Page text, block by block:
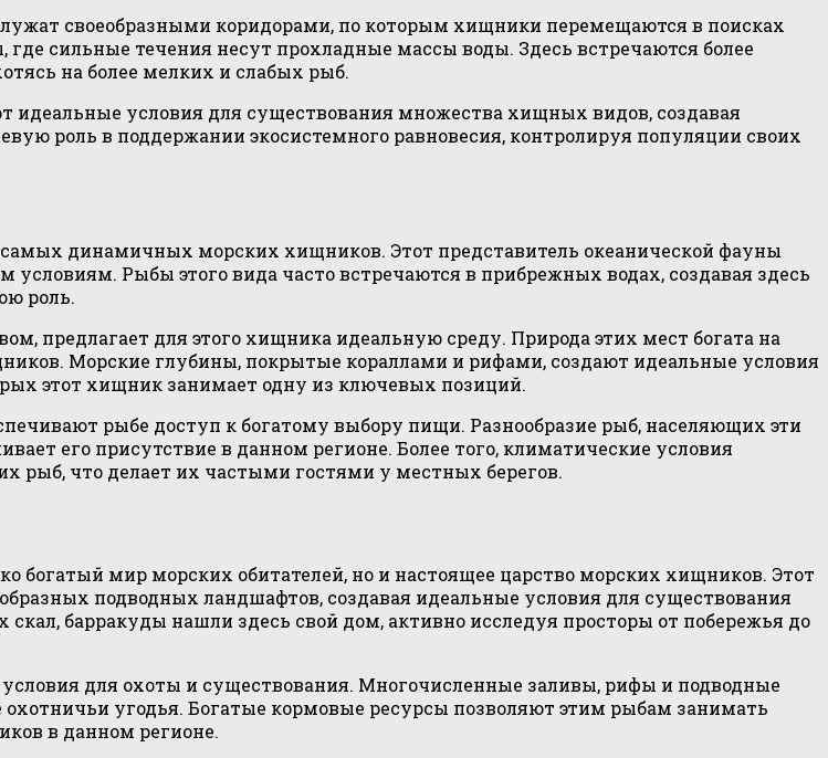
своеобразными коридорами, по которым хищники перемещаются в поисках
сильные течения несут прохладные массы воды. Здесь встречаются более
на более мелких и слабых рыб.
идеальные условия для существования множества хищных видов, создавая
роль в поддержании экосистемного равновесия, контролируя популяции своих
динамичных морских хищников. Этот представитель океанической фауны
Рыбы этого вида часто встречаются в прибрежных водах, создавая здесь
роль.
предлагает для этого хищника идеальную среду. Природа этих мест богата на
Морские глубины, покрытые кораллами и рифами, создают идеальные условия
этот хищник занимает одну из ключевых позиций.
рыбе доступ к богатому выбору пищи. Разнообразие рыб, населяющих эти
его присутствие в данном регионе. Более того, климатические условия
рыб, что делает их частыми гостями у местных берегов.
богатый мир морских обитателей, но и настоящее царство морских хищников. Этот
подводных ландшафтов, создавая идеальные условия для существования
барракуды нашли здесь свой дом, активно исследуя просторы от побережья до
для охоты и существования. Многочисленные заливы, рифы и подводные
угодья. Богатые кормовые ресурсы позволяют этим рыбам занимать
в данном регионе.